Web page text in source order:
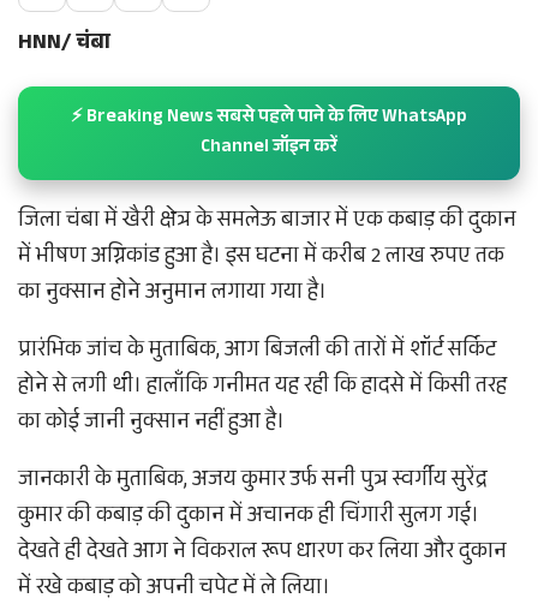
HNN/ चंबा
⚡ Breaking News सबसे पहले पाने के लिए WhatsApp
Channel जॉइन करें
जिला चंबा में खैरी क्षेत्र के समलेऊ बाजार में एक कबाड़ की दुकान
में भीषण अग्निकांड हुआ है। इस घटना में करीब 2 लाख रुपए तक
का नुक्सान होने अनुमान लगाया गया है।
प्रारंभिक जांच के मुताबिक, आग बिजली की तारों में शॉर्ट सर्किट
होने से लगी थी। हालाँकि गनीमत यह रही कि हादसे में किसी तरह
का कोई जानी नुक्सान नहीं हुआ है।
जानकारी के मुताबिक, अजय कुमार उर्फ सनी पुत्र स्वर्गीय सुरेंद्र
कुमार की कबाड़ की दुकान में अचानक ही चिंगारी सुलग गई।
देखते ही देखते आग ने विकराल रूप धारण कर लिया और दुकान
में रखे कबाड़ को अपनी चपेट में ले लिया।